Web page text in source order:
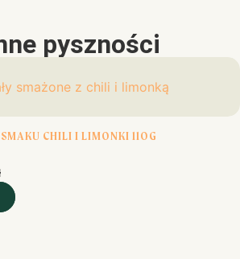
pyszności
CHILI I LIMONKI 110G